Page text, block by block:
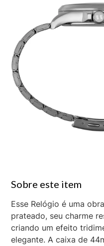
Esse Relógio é uma
prateado, seu charme
criando um efeito
elegante. A caixa de
cerâmica